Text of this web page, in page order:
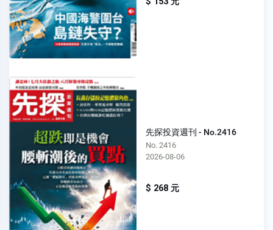
先探投資週刊 - No.2416
No. 2416
2026-08-06
$ 268 元